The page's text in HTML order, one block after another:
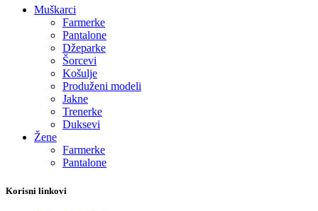
Muškarci
Farmerke
Pantalone
Džeparke
Šorcevi
Košulje
Produženi modeli
Jakne
Trenerke
Duksevi
Žene
Farmerke
Pantalone
Korisni linkovi